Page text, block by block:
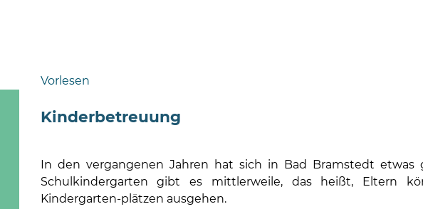
Vorlesen
Kinderbetreuung
In den vergangenen Jahren hat sich in Bad Bramstedt
Schulkindergarten gibt es mittlerweile, das heißt, Eltern
Kindergarten-plätzen ausgehen.